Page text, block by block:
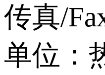
传真/
单位：